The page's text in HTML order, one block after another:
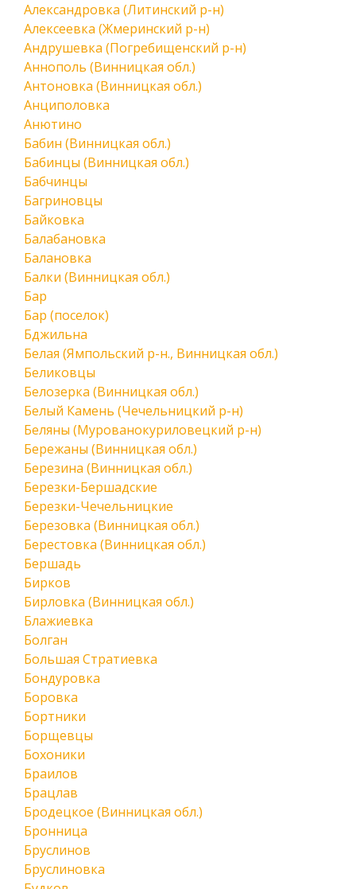
Александровка (Литинский р-н)
Алексеевка (Жмеринский р-н)
Андрушевка (Погребищенский р-н)
Аннополь (Винницкая обл.)
Антоновка (Винницкая обл.)
Анциполовка
Анютино
Бабин (Винницкая обл.)
Бабинцы (Винницкая обл.)
Бабчинцы
Багриновцы
Байковка
Балабановка
Балановка
Балки (Винницкая обл.)
Бар
Бар (поселок)
Бджильна
Белая (Ямпольский р-н., Винницкая обл.)
Беликовцы
Белозерка (Винницкая обл.)
Белый Камень (Чечельницкий р-н)
Беляны (Мурованокуриловецкий р-н)
Бережаны (Винницкая обл.)
Березина (Винницкая обл.)
Березки-Бершадские
Березки-Чечельницкие
Березовка (Винницкая обл.)
Берестовка (Винницкая обл.)
Бершадь
Бирков
Бирловка (Винницкая обл.)
Блажиевка
Болган
Большая Стратиевка
Бондуровка
Боровка
Бортники
Борщевцы
Бохоники
Браилов
Брацлав
Бродецкое (Винницкая обл.)
Бронница
Бруслинов
Бруслиновка